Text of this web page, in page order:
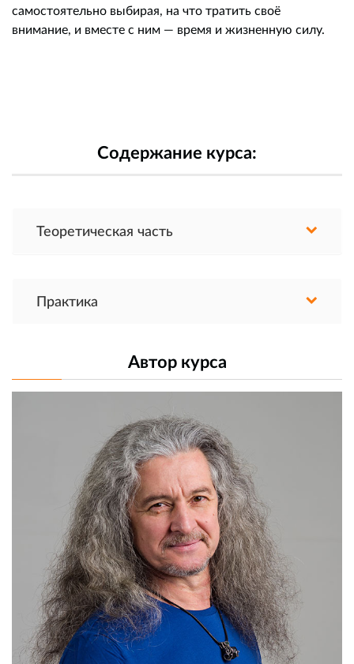
самостоятельно выбирая, на что тратить своё
внимание, и вместе с ним — время и жизненную силу.
Содержание курса:
Теоретическая часть
Практика
Автор курса